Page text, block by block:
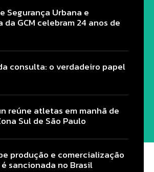
Segurança Urbana e
da GCM celebram 24 anos de
consulta: o verdadeiro papel
reúne atletas em manhã de
Sul de São Paulo
produção e comercialização
é sancionada no Brasil